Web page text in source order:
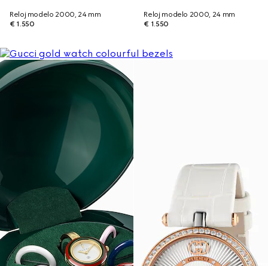
Reloj modelo 2000, 24 mm
€ 1.550
Reloj modelo 2000, 24 mm
€ 1.550